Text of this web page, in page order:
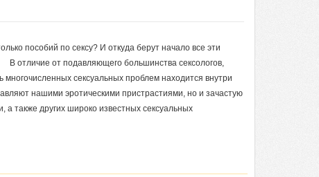
пособий по сексу? И откуда берут начало все эти
отличие от подавляющего большинства сексологов,
многочисленных сексуальных проблем находится внутри
нашими эротическими пристрастиями, но и зачастую
также других широко известных сексуальных